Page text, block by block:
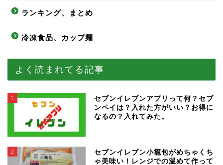
ランキング、まとめ
冷凍食品、カップ麺
よく読まれてる記事
1
セブンイレブンアプリって何？セブ
ンペイは？入れた方がいい？お得に
なるの？入れてみた。
2
セブンイレブン小籠包がめちゃくち
ゃ美味い！レンジでの温めて作って